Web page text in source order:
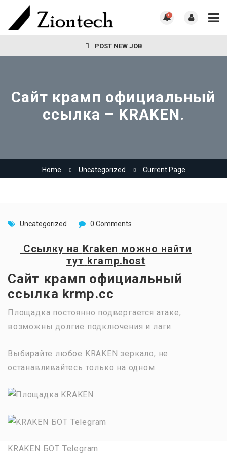
0
POST NEW JOB
Сайт крамп официальный
ссылка – KRAKEN.
Home Uncategorized Current Page
Uncategorized 0 Comments
Ссылку на Kraken можно найти
тут kramp.host
Сайт крамп официальный
ссылка krmp.cc
Площадка постоянно подвергается атаке,
возможны долгие подключения и лаги.
Выбирайте любое KRAKEN зеркало, не
останавливайтесь только на одном.
KRAKEN БОТ Telegram